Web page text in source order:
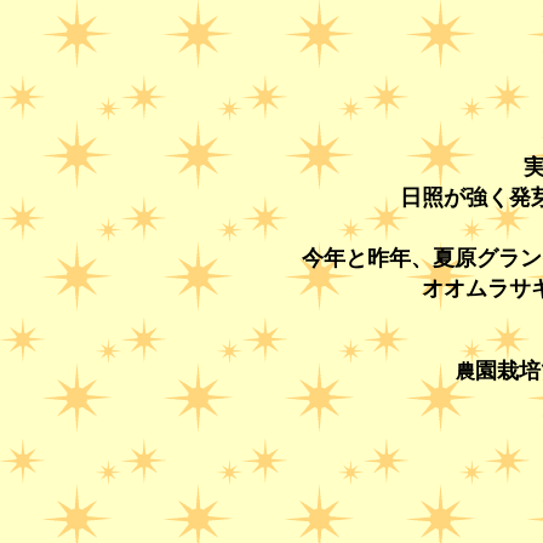
日照が強く発
今年と昨年、夏原グラ
オオムラサ
農園栽